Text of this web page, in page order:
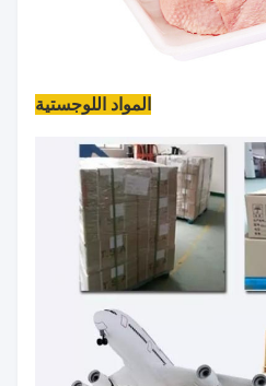
المواد اللوجستية